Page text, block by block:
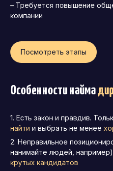
– Требуется повышение
компании
Посмотреть этапы
Особенности найма
Есть закон и правдив.
найти и выбрать не менее
Неправильное
нанимайте людей,
крутых кандидатов